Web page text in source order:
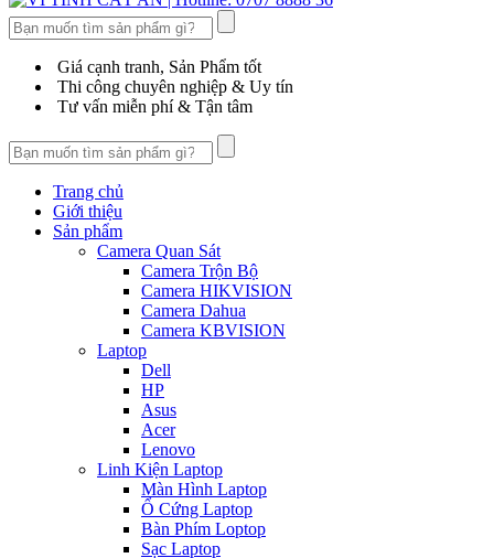
Search
Giá cạnh tranh, Sản Phẩm tốt
Thi công chuyên nghiệp & Uy tín
Tư vấn miễn phí & Tận tâm
Search
Trang chủ
Giới thiệu
Sản phẩm
Camera Quan Sát
Camera Trộn Bộ
Camera HIKVISION
Camera Dahua
Camera KBVISION
Laptop
Dell
HP
Asus
Acer
Lenovo
Linh Kiện Laptop
Màn Hình Laptop
Ổ Cứng Laptop
Bàn Phím Loptop
Sạc Laptop